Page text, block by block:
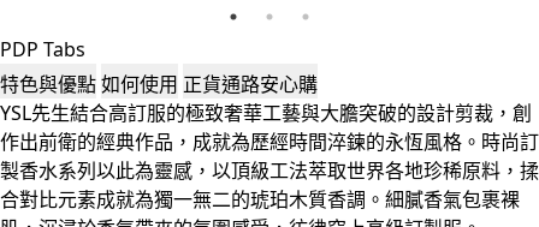
PDP Tabs
特色與優點如何使用 正貨通路安心購
YSL先生結合高訂服的極致奢華工藝與大膽突破的設計剪裁，創
作出前衛的經典作品，成就為歷經時間淬鍊的永恆風格。時尚訂
製香水系列以此為靈感，以頂級工法萃取世界各地珍稀原料，揉
合對比元素成就為獨一無二的琥珀木質香調。細膩香氣包裹裸